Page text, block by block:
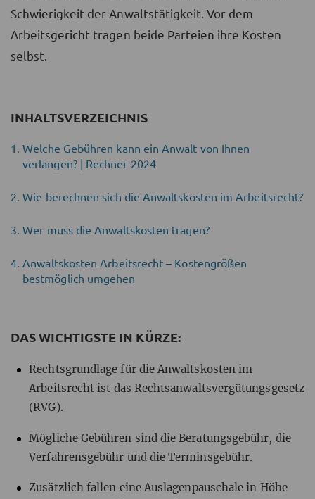
Schwierigkeit der Anwaltstätigkeit. Vor dem
Arbeitsgericht tragen beide Parteien ihre Kosten
selbst.
INHALTSVERZEICHNIS
Welche Gebühren kann ein Anwalt von Ihnen
verlangen? | Rechner 2024
Wie berechnen sich die Anwaltskosten im Arbeitsrecht?
Wer muss die Anwaltskosten tragen?
Anwaltskosten Arbeitsrecht – Kostengrößen
bestmöglich umgehen
DAS WICHTIGSTE IN KÜRZE:
Rechtsgrundlage für die Anwaltskosten im
Arbeitsrecht ist das Rechtsanwaltsvergütungsgesetz
(RVG).
Mögliche Gebühren sind die Beratungsgebühr, die
Verfahrensgebühr und die Terminsgebühr.
Zusätzlich fallen eine Auslagenpauschale in Höhe